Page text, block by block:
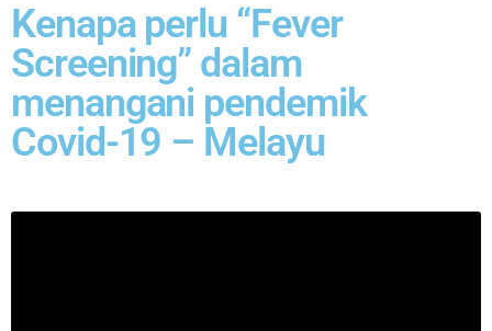
Kenapa perlu “Fever
Screening” dalam
menangani pendemik
Covid-19 – Melayu